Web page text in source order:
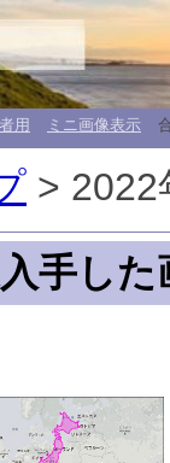
用 ミニ画像表示
> 2022
手した